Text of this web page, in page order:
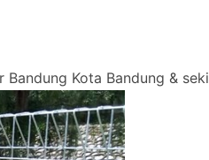
Kota Bandung &